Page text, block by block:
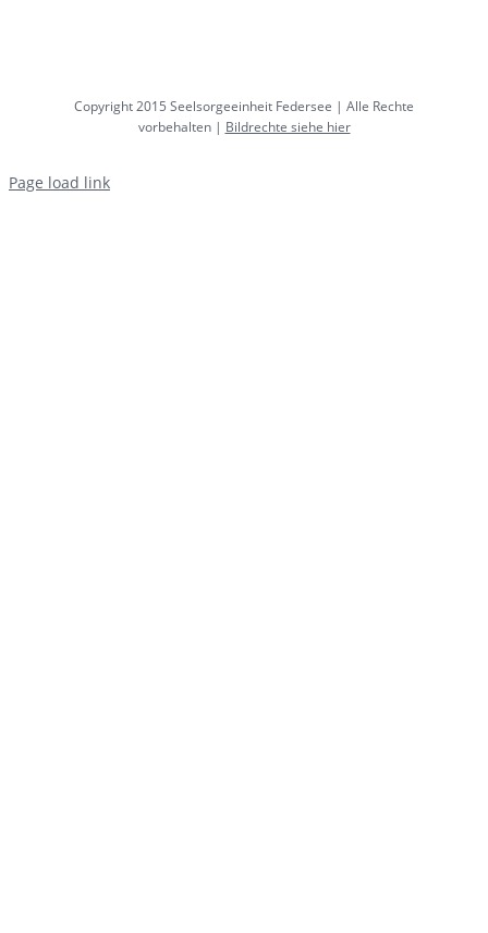
Copyright 2015 Seelsorgeeinheit Federsee | Alle Rechte
vorbehalten | Bildrechte siehe hier
Page load link